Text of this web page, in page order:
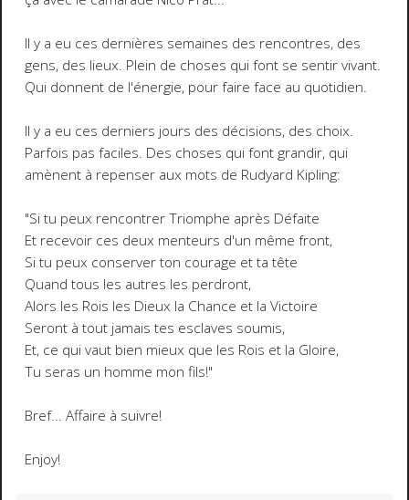
Il y a eu ces dernières semaines des rencontres, des
gens, des lieux. Plein de choses qui font se sentir vivant.
Qui donnent de l'énergie, pour faire face au quotidien.
Il y a eu ces derniers jours des décisions, des choix.
Parfois pas faciles. Des choses qui font grandir, qui
amènent à repenser aux mots de Rudyard Kipling:
"Si tu peux rencontrer Triomphe après Défaite
Et recevoir ces deux menteurs d'un même front,
Si tu peux conserver ton courage et ta tête
Quand tous les autres les perdront,
Alors les Rois les Dieux la Chance et la Victoire
Seront à tout jamais tes esclaves soumis,
Et, ce qui vaut bien mieux que les Rois et la Gloire,
Tu seras un homme mon fils!"
Bref... Affaire à suivre!
Enjoy!